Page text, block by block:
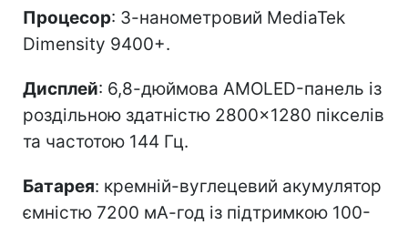
Процесор: 3-нанометровий MediaTek
Dimensity 9400+.
Дисплей: 6,8-дюймова AMOLED-панель із
роздільною здатністю 2800×1280 пікселів
та частотою 144 Гц.
Батарея: кремній-вуглецевий акумулятор
ємністю 7200 мА-год із підтримкою 100-